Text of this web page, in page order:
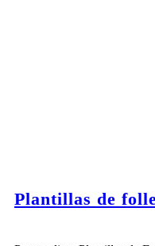
Plantillas de